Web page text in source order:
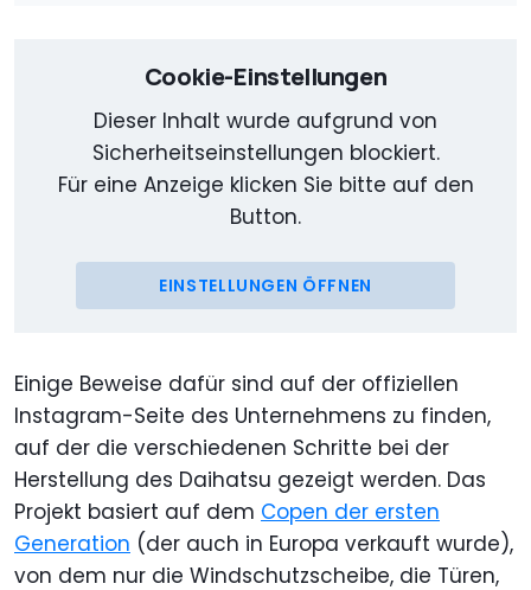
Cookie-Einstellungen
Dieser Inhalt wurde aufgrund von
Sicherheitseinstellungen blockiert.
Für eine Anzeige klicken Sie bitte auf den
Button.
EINSTELLUNGEN ÖFFNEN
Einige Beweise dafür sind auf der offiziellen
Instagram-Seite des Unternehmens zu finden,
auf der die verschiedenen Schritte bei der
Herstellung des Daihatsu gezeigt werden. Das
Projekt basiert auf dem Copen der ersten
Generation (der auch in Europa verkauft wurde),
von dem nur die Windschutzscheibe, die Türen,